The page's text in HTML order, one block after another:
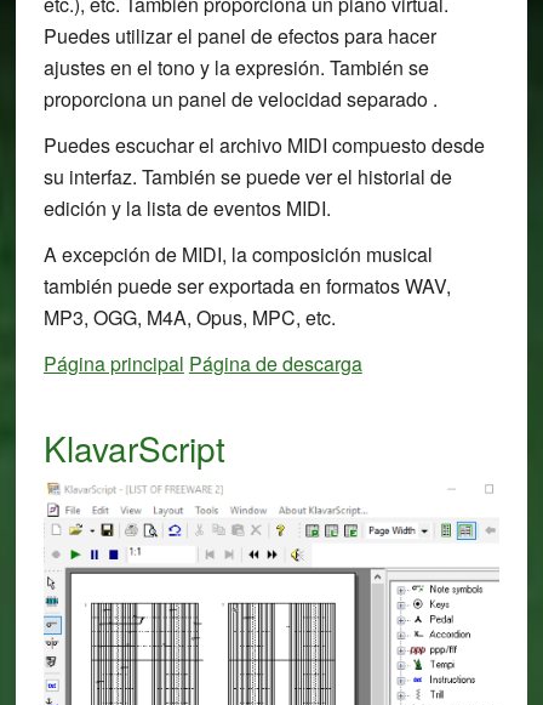
Puedes utilizar el panel de efectos para hacer
ajustes en el tono y la expresión. También se
proporciona un panel de velocidad separado .
Puedes escuchar el archivo MIDI compuesto desde
su interfaz. También se puede ver el historial de
edición y la lista de eventos MIDI.
A excepción de MIDI, la composición musical
también puede ser exportada en formatos WAV,
MP3, OGG, M4A, Opus, MPC, etc.
Página principal Página de descarga
KlavarScript